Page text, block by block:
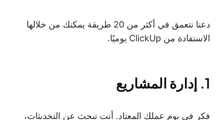
دعنا نتعمق في أكثر من 20 طريقة يمكنك من خلالها
الاستفادة من ClickUp يوميًا.
1. إدارة المشاريع
فكر في يوم عملك المعتاد. أنت تبحث عن التحديثات،